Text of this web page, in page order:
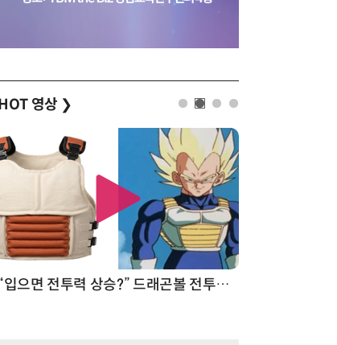
영상 ❯
“입으면 전투력 상승?” 드래곤볼 전투복 닮은 중량조끼